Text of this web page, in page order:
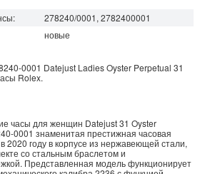
278240/0001, 2782400001
новые
0001 Datejust LadiesOyster Perpetual 31
Rolex.
часы для женщин Datejust 31 Oyster
0001 знаменитая престижная часовая
2020 году в корпусе из нержавеющей стали,
со стальным браслетом и
Представленная модель функционирует